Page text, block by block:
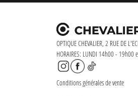
OPTIQUE CHEVALIER, 2 RUE DE
HORAIRES: LUNDI 14h00 -
Conditions générales de vente